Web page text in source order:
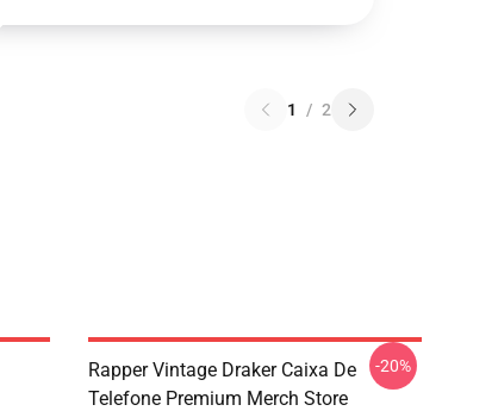
1 / 2
Rapper Vintage Draker Caixa De
Telefone Premium Merch Store
-20%